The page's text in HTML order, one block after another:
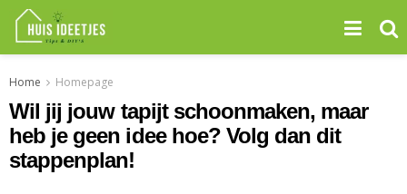
Home Homepage
Wil jij jouw tapijt schoonmaken, maar
heb je geen idee hoe? Volg dan dit
stappenplan!